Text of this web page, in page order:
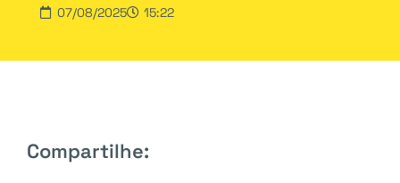
07/08/2025 15:22
Compartilhe: